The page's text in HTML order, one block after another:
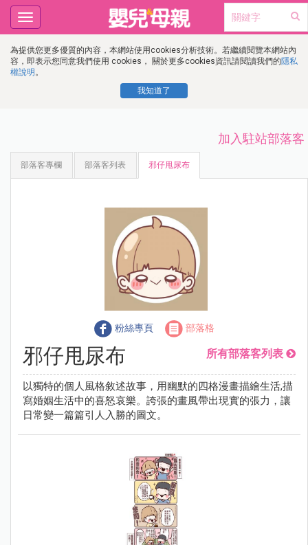
為提供您更多優質的內容，本網站使用cookies分析技術。若繼續閱覽本網站內
容，即表示您同意我們使用 cookies， 關於更多cookies資訊請閱讀我們的隱私
權說明 。
我知道了
Toggle
navigation
加入駐站部落客
部落客專欄 部落客列表 邪仔甩尿布
粉絲專頁 部落格
邪仔甩尿布 所有部落客列表
以獨特的個人風格敘述故事，用幽默的四格漫畫描繪生活,描
寫婚姻生活中的喜怒哀樂。誇張的畫風帶出現實的張力，讓
日常變一篇篇引人入勝的圖文。